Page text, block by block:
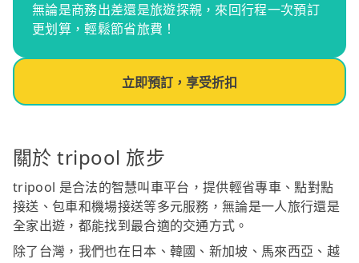
無論是商務出差還是旅遊探親，來回行程一次預訂
更划算，輕鬆節省旅費！
立即預訂，享受折扣
關於 tripool 旅步
tripool 是合法的智慧叫車平台，提供輕省專車、點對點
接送、包車和機場接送等多元服務，無論是一人旅行還是
全家出遊，都能找到最合適的交通方式。
除了台灣，我們也在日本、韓國、新加坡、馬來西亞、越